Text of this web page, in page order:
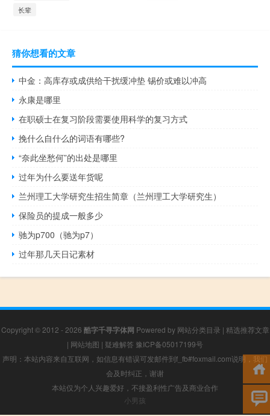
长辈
猜你想看的文章
中金：高库存或成供给干扰缓冲垫 锡价或难以冲高
永康是哪里
在职硕士在复习阶段需要使用科学的复习方式
挽什么自什么的词语有哪些?
“奈此坐愁何”的出处是哪里
过年为什么要送年货呢
兰州理工大学研究生招生简章（兰州理工大学研究生）
保险员的提成一般多少
驰为p700（驰为p7）
过年那几天日记素材
Copyright © 2012 - 2026 酷字千寻字体网 Powered by 网站分类目录 | 精选推荐文章
| 网站地图 | 疑难解答 豫ICP备05017199号
声明：本站内容来自互联网，如信息有错误可发邮件到f_fb#foxmail.com说明，我们
会及时纠正，谢谢
本站仅为个人兴趣爱好，不接盈利性广告及商业合作
小男孩